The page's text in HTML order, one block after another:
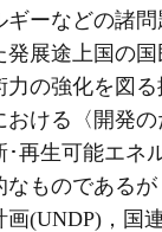
ギーなどの諸
発展途上国の
力の強化を図
おける〈開発
･再生可能エネ
なものである
(UNDP)，国